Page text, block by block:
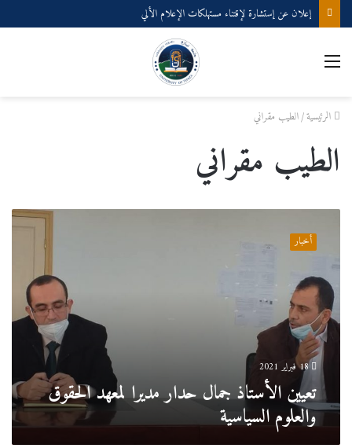
إعلان عن إستشارة لإقتناء مستهلكات الإعلام الألي
القائمة
الرئيسية/الطيب مقراني
الطيب مقراني
حدار
مديرا
لمعهد
الحقوق
والعلوم
السياسية
أخبار
18 فبراير 2021
تعيين الأستاذ جمال حدار مديرا لمعهد الحقوق
والعلوم السياسية